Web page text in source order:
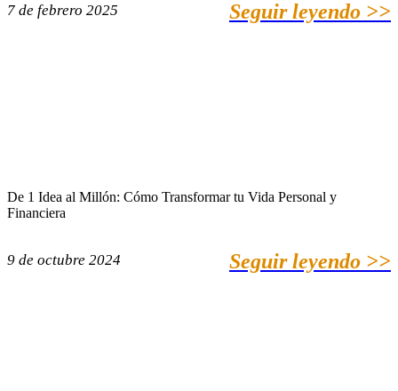
7 de febrero 2025 Seguir leyendo >>
De 1 Idea al Millón: Cómo Transformar tu Vida Personal y
Financiera
9 de octubre 2024 Seguir leyendo >>